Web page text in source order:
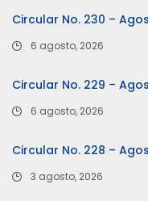
Circular No. 230 –
6 agosto, 2026
Circular No. 229 –
6 agosto, 2026
Circular No. 228 –
3 agosto, 2026